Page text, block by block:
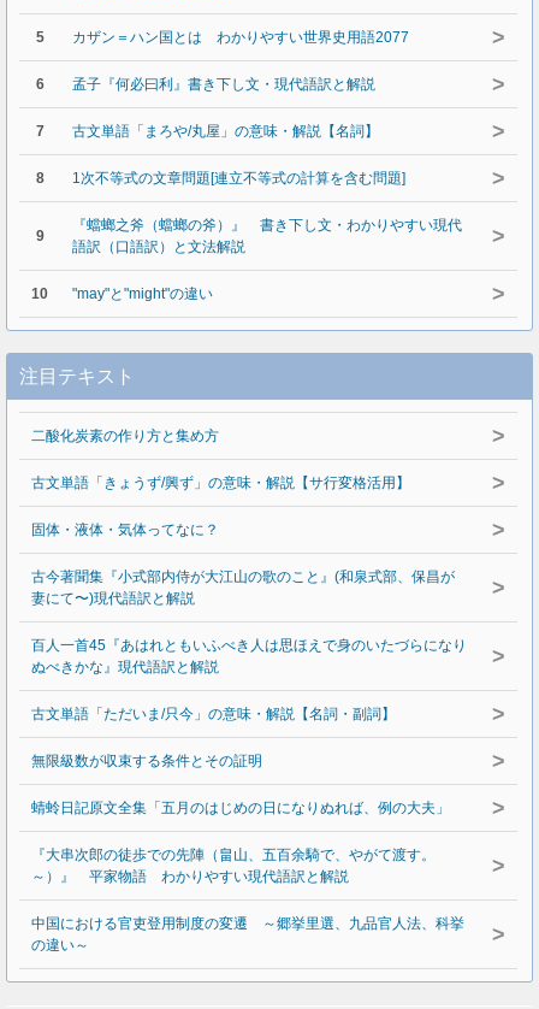
5 カザン＝ハン国とは わかりやすい世界史用語2077 >
6 孟子『何必曰利』書き下し文・現代語訳と解説 >
7 古文単語「まろや/丸屋」の意味・解説【名詞】 >
8 1次不等式の文章問題[連立不等式の計算を含む問題] >
9
『蟷螂之斧（蟷螂の斧）』 書き下し文・わかりやすい現代
語訳（口語訳）と文法解説
>
10 "may"と"might"の違い >
注目テキスト
二酸化炭素の作り方と集め方 >
古文単語「きょうず/興ず」の意味・解説【サ行変格活用】 >
固体・液体・気体ってなに？ >
古今著聞集『小式部内侍が大江山の歌のこと』(和泉式部、保昌が
妻にて〜)現代語訳と解説
>
百人一首45『あはれともいふべき人は思ほえで身のいたづらになり
ぬべきかな』現代語訳と解説
>
古文単語「ただいま/只今」の意味・解説【名詞・副詞】 >
無限級数が収束する条件とその証明 >
蜻蛉日記原文全集「五月のはじめの日になりぬれば、例の大夫」 >
『大串次郎の徒歩での先陣（畠山、五百余騎で、やがて渡す。
～）』 平家物語 わかりやすい現代語訳と解説
>
中国における官吏登用制度の変遷 ～郷挙里選、九品官人法、科挙
の違い～
>